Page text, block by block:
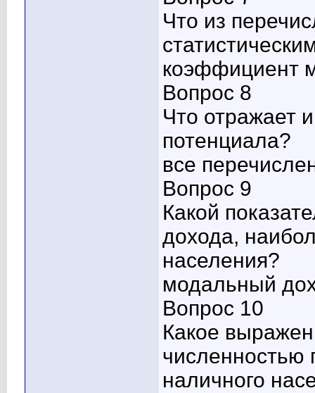
Что из
коэффициент
Вопрос 8
Что отражает
потенциала?
все
Вопрос 9
Какой
дохода,
населения?
модальный
Вопрос 10
Какое
численностью
наличного